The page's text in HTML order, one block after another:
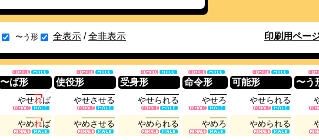
〜う形 全表示 /全非表示 印刷用ペー
〜ば形 使役形 受身形 命令形 可能形 〜う
やせれば やせさせる やせられる やせろ やせられる
やめれば やめさせる やめられる やめろ やめられる